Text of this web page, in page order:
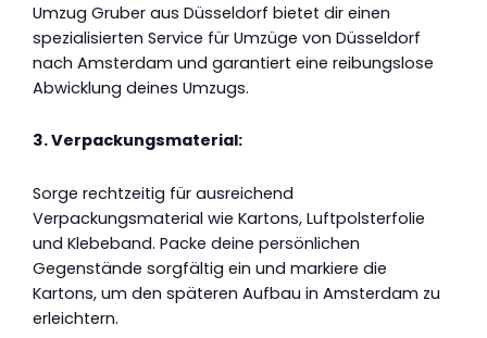
Umzug Gruber aus Düsseldorf bietet dir einen
spezialisierten Service für Umzüge von Düsseldorf
nach Amsterdam und garantiert eine reibungslose
Abwicklung deines Umzugs.
3. Verpackungsmaterial:
Sorge rechtzeitig für ausreichend
Verpackungsmaterial wie Kartons, Luftpolsterfolie
und Klebeband. Packe deine persönlichen
Gegenstände sorgfältig ein und markiere die
Kartons, um den späteren Aufbau in Amsterdam zu
erleichtern.